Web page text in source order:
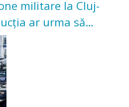
militare la Cluj-
ar urma să
acestui an